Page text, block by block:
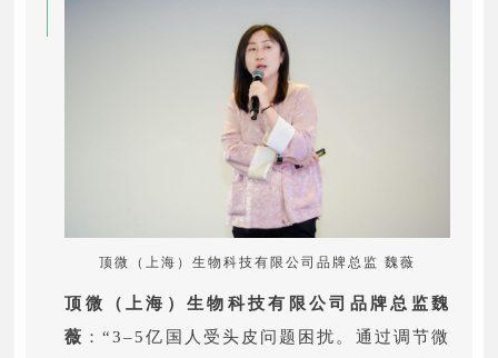
顶微（上海）生物科技有限公司品牌总监 魏薇
顶微（上海）生物科技有限公司品牌总监魏
薇 ：“3–5亿国人受头皮问题困扰。通过调节微